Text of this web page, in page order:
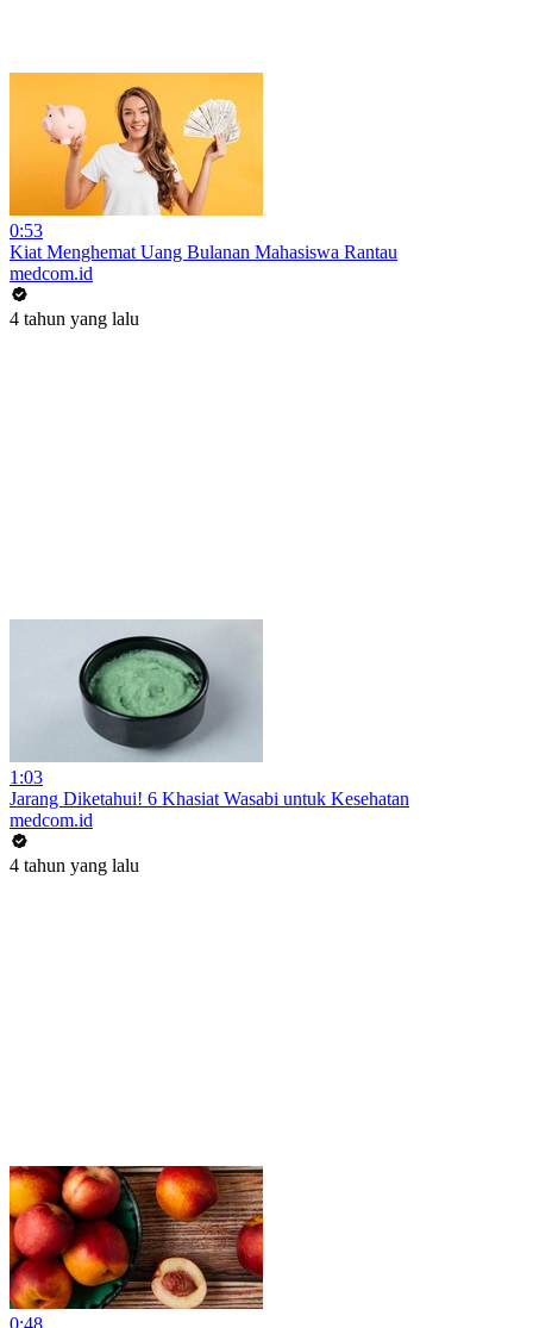
0:53
Kiat Menghemat Uang Bulanan Mahasiswa Rantau
medcom.id
4 tahun yang lalu
1:03
Jarang Diketahui! 6 Khasiat Wasabi untuk Kesehatan
medcom.id
4 tahun yang lalu